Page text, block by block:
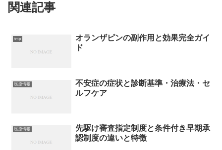
関連記事
tmp
オランザピンの副作用と効果完全ガイ
ド
医療情報
不安症の症状と診断基準・治療法・セ
ルフケア
医療情報
先駆け審査指定制度と条件付き早期承
認制度の違いと特徴